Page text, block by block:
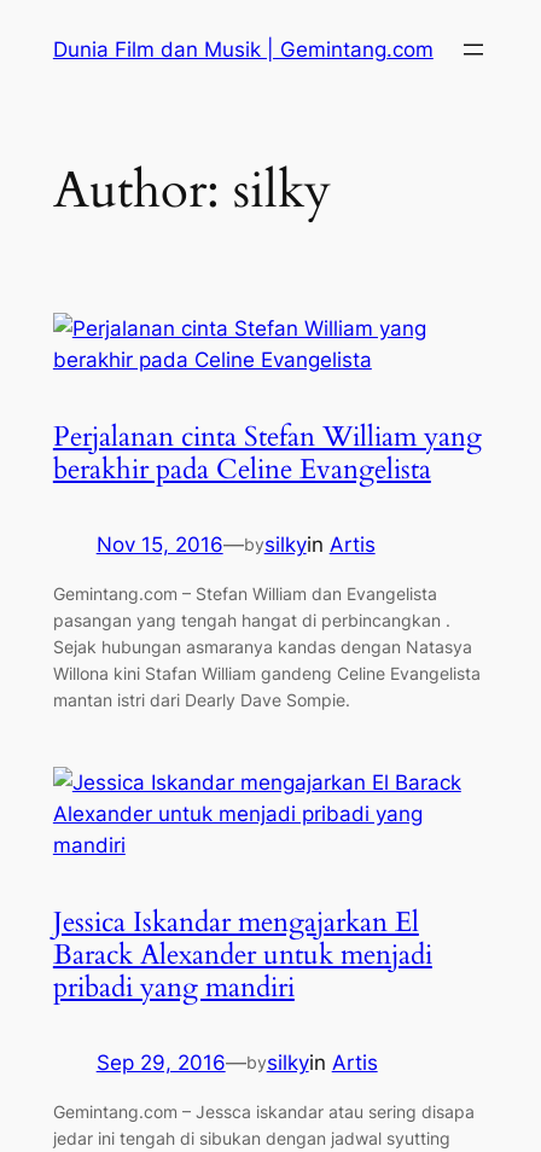
Dunia Film dan Musik | Gemintang.com
Author: silky
Perjalanan cinta Stefan William yang
berakhir pada Celine Evangelista
Nov 15, 2016—bysilkyin Artis
Gemintang.com – Stefan William dan Evangelista
pasangan yang tengah hangat di perbincangkan .
Sejak hubungan asmaranya kandas dengan Natasya
Willona kini Stafan William gandeng Celine Evangelista
mantan istri dari Dearly Dave Sompie.
Jessica Iskandar mengajarkan El
Barack Alexander untuk menjadi
pribadi yang mandiri
Sep 29, 2016—bysilkyin Artis
Gemintang.com – Jessca iskandar atau sering disapa
jedar ini tengah di sibukan dengan jadwal syutting